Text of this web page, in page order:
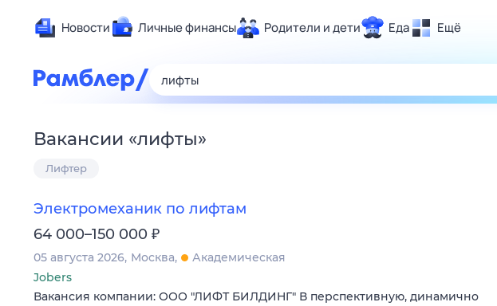
Новости Личные финансы Родители и дети Еда Ещё
Развлечения и отдых
Гороскопы
Вакансии «лифты»
Лифтер
Электромеханик по лифтам
64 000–150 000 ₽
05 августа 2026 Москва
Академическая
Jobers
Вакансия компании: ООО "ЛИФТ БИЛДИНГ" В перспективную, динамично